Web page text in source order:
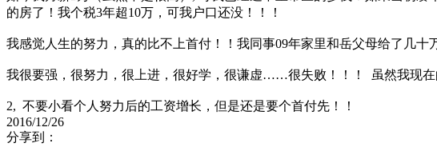
的房了！我个税3年超10万，可我户口还没！！！
我感觉人生的努力，真的比不上首付！！我同事09年家里和岳父母给了几
我很要强，很努力，很上进，很好学，很谦虚……很失败！！！ 虽然我现
2, 不要小看个人努力后的工资增长，但是还是要个首付先！！
2016/12/26
分享到：